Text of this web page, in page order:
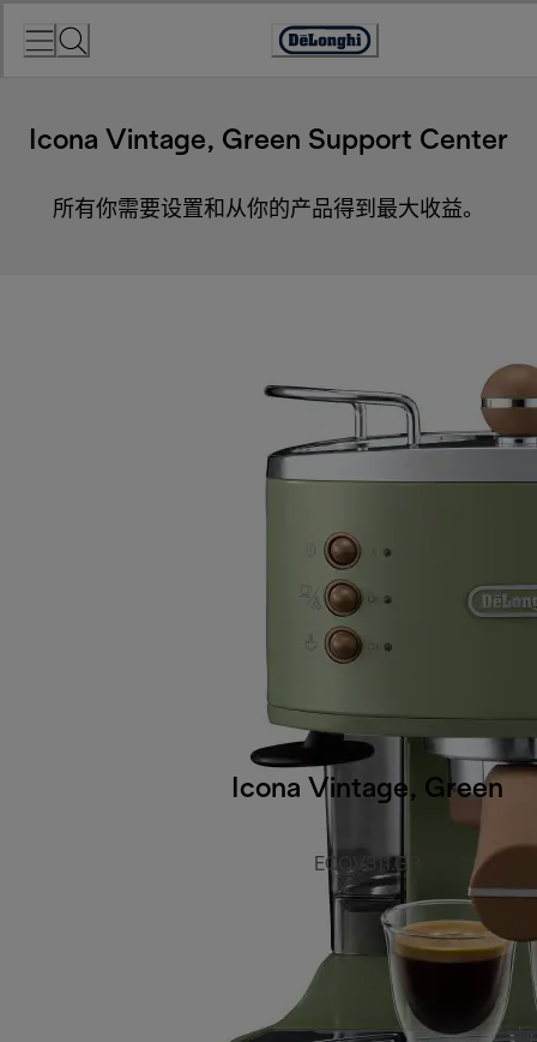
Accessibility
Icona Vintage, Green Support Center
所有你需要设置和从你的产品得到最大收益。
Icona Vintage, Green
ECOV311.GR